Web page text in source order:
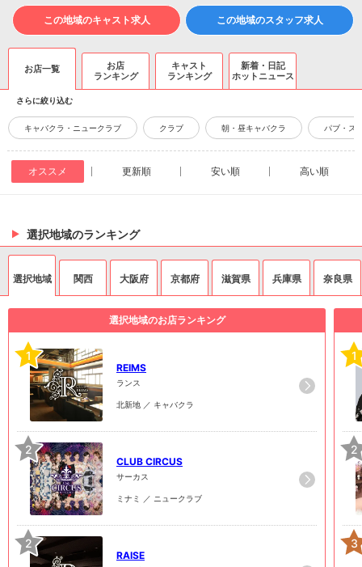
この地域のキャスト求人 この地域のスタッフ求人
お店一覧
お店
ランキング
キャスト
ランキング
新着・日記
ホットニュース
さらに絞り込む
キャバクラ・ニュークラブ クラブ 朝・昼キャバクラ パブ・ス
オススメ 更新順 安い順 高い順
選択地域のランキング
選択地域 関西 大阪府 京都府 滋賀県 兵庫県 奈良県
選択地域のお店ランキング
1
REIMS
ランス
北新地 ／ キャバクラ
2
CLUB CIRCUS
サーカス
ミナミ ／ ニュークラブ
2
RAISE
1
2
3